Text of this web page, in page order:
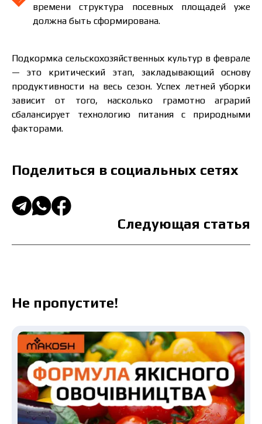
времени структура посевных площадей уже
должна быть сформирована.
Подкормка сельскохозяйственных культур в феврале
— это критический этап, закладывающий основу
продуктивности на весь сезон. Успех летней уборки
зависит от того, насколько грамотно аграрий
сбалансирует технологию питания с природными
факторами.
Поделиться в социальных сетях
Следующая статья
Не пропустите!